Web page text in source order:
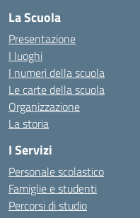
La Scuola
Presentazione
I luoghi
I numeri della scuola
Le carte della scuola
Organizzazione
La storia
I Servizi
Personale scolastico
Famiglie e studenti
Percorsi di studio